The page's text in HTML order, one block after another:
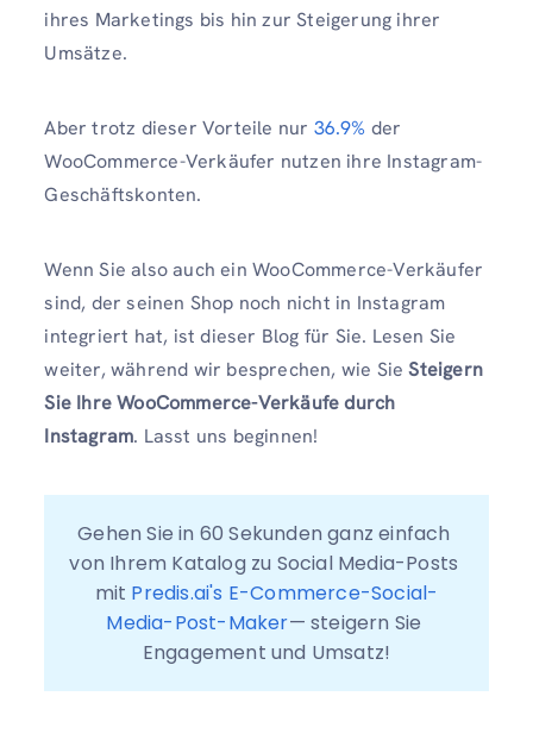
ihres Marketings bis hin zur Steigerung ihrer
Umsätze.
Aber trotz dieser Vorteile nur 36.9% der
WooCommerce-Verkäufer nutzen ihre Instagram-
Geschäftskonten.
Wenn Sie also auch ein WooCommerce-Verkäufer
sind, der seinen Shop noch nicht in Instagram
integriert hat, ist dieser Blog für Sie. Lesen Sie
weiter, während wir besprechen, wie Sie Steigern
Sie Ihre WooCommerce-Verkäufe durch
Instagram. Lasst uns beginnen!
Gehen Sie in 60 Sekunden ganz einfach
von Ihrem Katalog zu Social Media-Posts
mit Predis.ai's E-Commerce-Social-
Media-Post-Maker— steigern Sie
Engagement und Umsatz!